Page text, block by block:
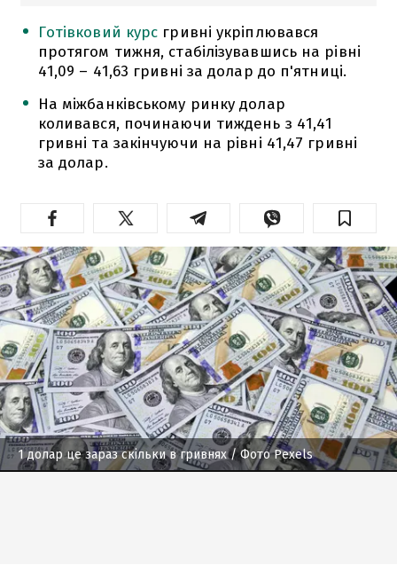
Готівковий курс гривні укріплювався
протягом тижня, стабілізувавшись на рівні
41,09 – 41,63 гривні за долар до п'ятниці.
На міжбанківському ринку долар
коливався, починаючи тиждень з 41,41
гривні та закінчуючи на рівні 41,47 гривні
за долар.
1 долар це зараз скільки в гривнях/ Фото Pexels